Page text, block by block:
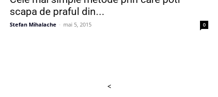
scapa de praful din...
Stefan Mihalache - mai 5, 2015 0
<